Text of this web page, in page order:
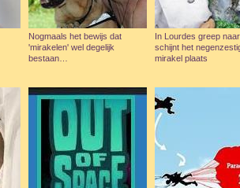
Nogmaals het bewijs dat
'mirakelen' wel degelijk
bestaan…
In Lourdes greep
schijnt het
mirakel plaats